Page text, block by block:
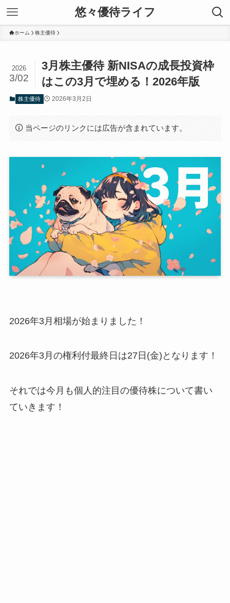
悠々優待ライフ
ホーム 株主優待
3月株主優待 新NISAの成長投資枠
はこの3月で埋める！2026年版
2026
3/02
株主優待 2026年3月2日
当ページのリンクには広告が含まれています。
2026年3月相場が始まりました！
2026年3月の権利付最終日は27日(金)となります！
それでは今月も個人的注目の優待株について書い
ていきます！